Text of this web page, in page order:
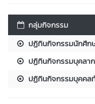
กลุ่มกิจกรรม
ปฏิทินกิจกรรมนักศึก
ปฏิทินกิจกรรมบุคลา
ปฏิทินกิจกรรมบุคคล